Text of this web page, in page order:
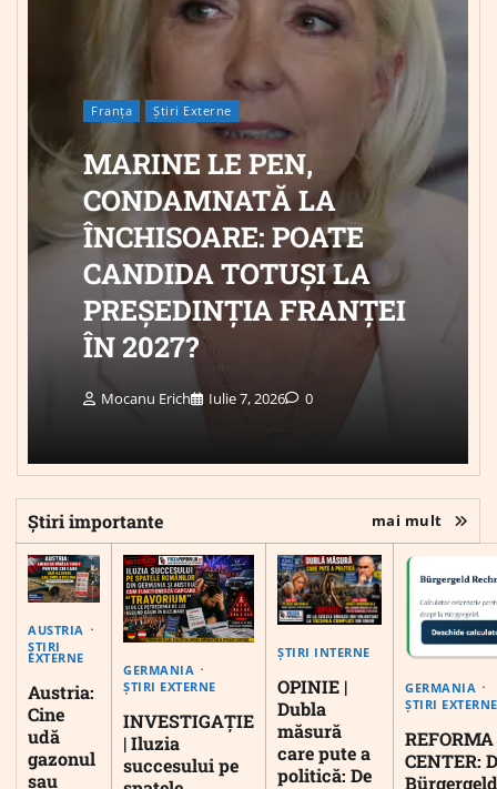
Franța Știri Externe
MARINE LE PEN,
CONDAMNATĂ LA
ÎNCHISOARE: POATE
CANDIDA TOTUȘI LA
PREȘEDINȚIA FRANȚEI
ÎN 2027?
Mocanu Erich Iulie 7, 2026 0
Știri importante mai mult
AUSTRIA
ȘTIRI
EXTERNE
Austria:
Cine
udă
gazonul
sau
GERMANIA
ȘTIRI EXTERNE
INVESTIGAȚIE
| Iluzia
succesului pe
ȘTIRI INTERNE
OPINIE |
Dubla
măsură
care pute a
politică: De
GERMANIA
ȘTIRI EXTERNE
CENTER: